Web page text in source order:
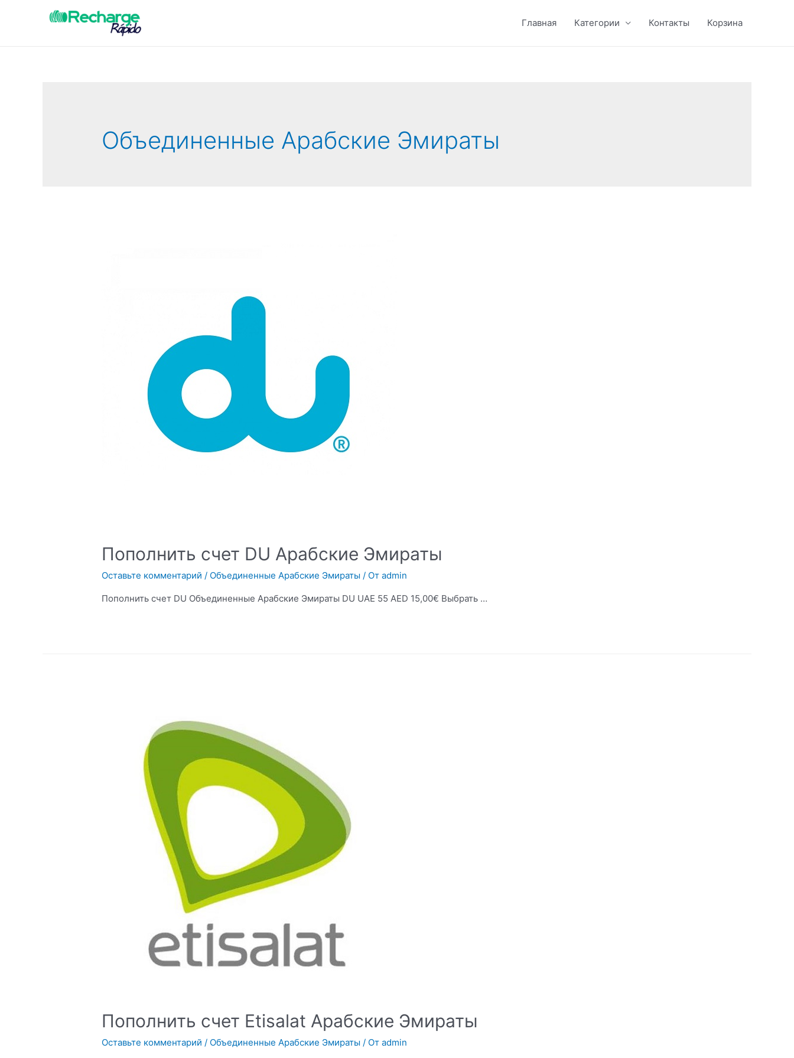
Главная Категории Контакты Корзина
Объединенные Арабские Эмираты
Пополнить счет DU Арабские Эмираты
Оставьте комментарий / Объединенные Арабские Эмираты / От admin
Пополнить счет DU Объединенные Арабские Эмираты DU UAE 55 AED 15,00€ Выбрать …
Пополнить счет Etisalat Арабские Эмираты
Оставьте комментарий / Объединенные Арабские Эмираты / От admin